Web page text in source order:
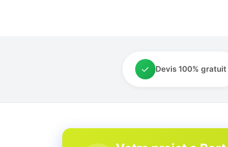
✓ Devis 100% gratuit